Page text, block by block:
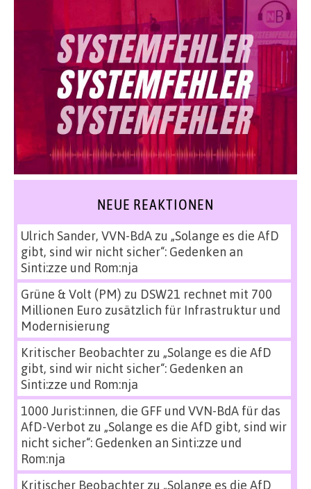
NEUE REAKTIONEN
Ulrich Sander, VVN-BdAzu „Solange es die AfD
gibt, sind wir nicht sicher“: Gedenken an
Sinti:zze und Rom:nja
Grüne & Volt (PM) zu DSW21 rechnet mit 700
Millionen Euro zusätzlich für Infrastruktur und
Modernisierung
Kritischer Beobachterzu „Solange es die AfD
gibt, sind wir nicht sicher“: Gedenken an
Sinti:zze und Rom:nja
1000 Jurist:innen, die GFF und VVN-BdA für das
AfD-Verbot zu „Solange es die AfD gibt, sind wir
nicht sicher“: Gedenken an Sinti:zze und
Rom:nja
Kritischer Beobachterzu „Solange es die AfD